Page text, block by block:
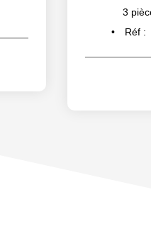
3
Réf :